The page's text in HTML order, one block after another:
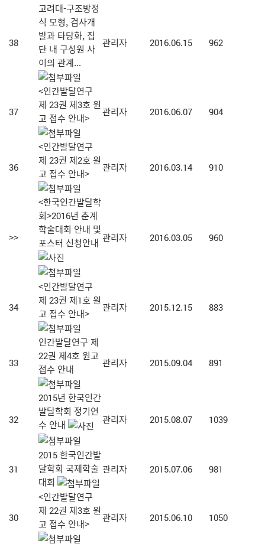
38
고려대-구조방정
식 모형, 검사개
발과 타당화, 집
단 내 구성원 사
이의 관계...
관리자 2016.06.15 962
37
<인간발달연구
제 23권 제3호 원
고 접수 안내>
관리자 2016.06.07 904
36
<인간발달연구
제 23권 제2호 원
고 접수 안내>
관리자 2016.03.14 910
>>
<한국인간발달학
회>2016년 춘계
학술대회 안내 및
포스터 신청안내 관리자 2016.03.05 960
34
<인간발달연구
제 23권 제1호 원
고 접수 안내>
관리자 2015.12.15 883
33
인간발달연구 제
22권 제4호 원고
접수 안내
관리자 2015.09.04 891
32
2015년 한국인간
발달학회 정기연
수 안내
관리자 2015.08.07 1039
31
2015 한국인간발
달학회 국제학술
대회
관리자 2015.07.06 981
30
<인간발달연구
제 22권 제3호 원
고 접수 안내>
관리자 2015.06.10 1050